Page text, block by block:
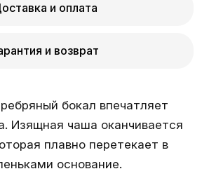
и оплата
и возврат
бокал впечатляет
Изящная чаша оканчивается
плавно перетекает в
основание.